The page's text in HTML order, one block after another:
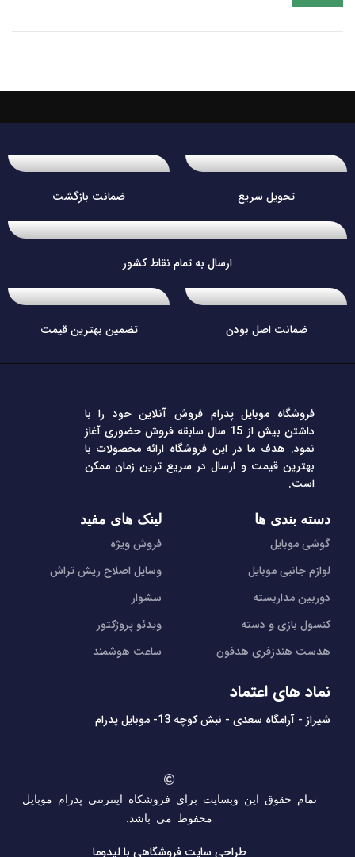
تحویل سریع ضمانت بازگشت
ارسال به تمام نقاط کشور
ضمانت اصل بودن تضمین بهترین قیمت
فروشگاه موبایل پدرام فروش آنلاین حود را با
داشتن بیش از 15 سال سابقه فروش حضوری آغاز
نمود. هدف ما در این فروشگاه ارائه محصولات با
بهترین قیمت و ارسال در سریع ترین زمان ممکن
است.
دسته بندی ها
گوشی موبایل
لوازم جانبی موبایل
دوربین مداربسته
کنسول بازی و دسته
هدست هندزفری هدفون
لینک های مفید
فروش ویژه
وسایل اصلاح ریش تراش
سشوار
ویدئو پروژکتور
ساعت هوشمند
نماد های اعتماد
شیراز - آرامگاه سعدی - نبش کوچه 13- موبایل پدرام
تمام حقوق این وبسایت برای فروشکاه اینترنتی پدرام موبایل
محفوظ می باشد.
طراحی سایت فروشگاهی با لیدوما